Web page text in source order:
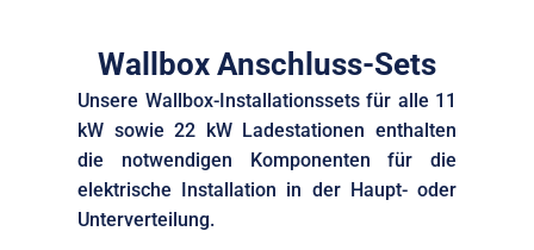
Wallbox Anschluss-Sets
Unsere Wallbox-Installationssets für alle 11
kW sowie 22 kW Ladestationen enthalten
die notwendigen Komponenten für die
elektrische Installation in der Haupt- oder
Unterverteilung.